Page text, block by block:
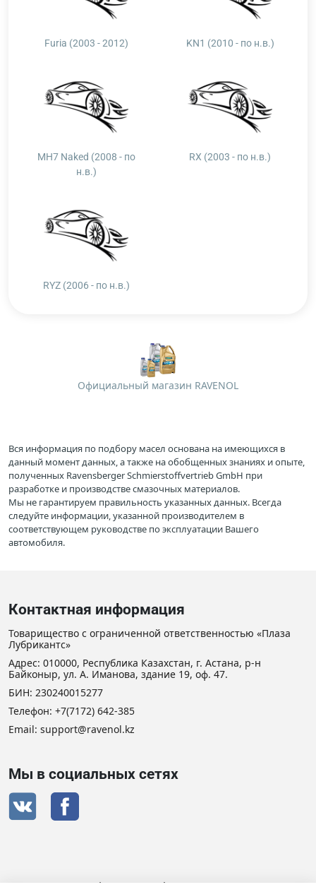
Furia (2003 - 2012) KN1 (2010 - по н.в.)
MH7 Naked (2008 - по
н.в.)
RX (2003 - по н.в.)
RYZ (2006 - по н.в.)
Официальный магазин RAVENOL
Вся информация по подбору масел основана на имеющихся в
данный момент данных, а также на обобщенных знаниях и опыте,
полученных Ravensberger Schmierstoffvertrieb GmbH при
разработке и производстве смазочных материалов.
Мы не гарантируем правильность указанных данных. Всегда
следуйте информации, указанной производителем в
соответствующем руководстве по эксплуатации Вашего
автомобиля.
Контактная информация
Товарищество с ограниченной ответственностью «Плаза
Лубрикантс»
Адрес: 010000, Республика Казахстан, г. Астана, р-н
Байконыр, ул. А. Иманова, здание 19, оф. 47.
БИН: 230240015277
Телефон: +7(7172) 642-385
Email: support@ravenol.kz
Мы в социальных сетях